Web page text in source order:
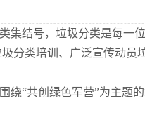
集结号，垃圾分类是每一
分类培训、广泛宣传动员
绕“共创绿色军营”为主题